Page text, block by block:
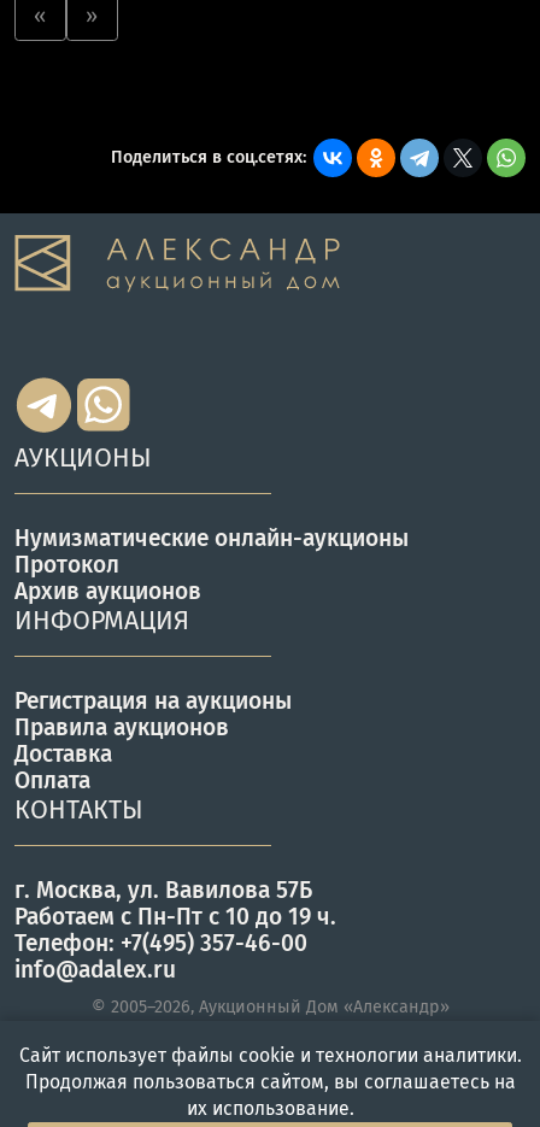
« »
Поделиться в соц.сетях:
АУКЦИОНЫ
Нумизматические онлайн-аукционы
Протокол
Архив аукционов
ИНФОРМАЦИЯ
Регистрация на аукционы
Правила аукционов
Доставка
Оплата
КОНТАКТЫ
г. Москва, ул. Вавилова 57Б
Работаем с Пн-Пт с 10 до 19 ч.
Телефон: +7(495) 357-46-00
info@adalex.ru
© 2005–2026, Аукционный Дом «Александр»
Сайт использует файлы cookie и технологии аналитики.
Продолжая пользоваться сайтом, вы соглашаетесь на
их использование.
Главная Войти Меню